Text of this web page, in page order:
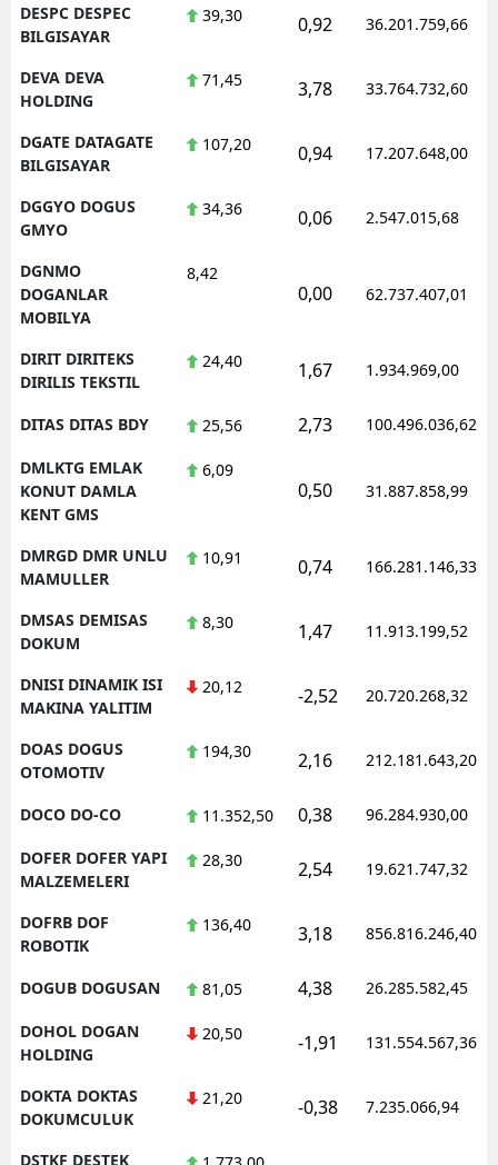
DESPC DESPEC
BILGISAYAR
39,30 0,92 36.201.759,66
DEVA DEVA
HOLDING
71,45 3,78 33.764.732,60
DGATE DATAGATE
BILGISAYAR
107,20 0,94 17.207.648,00
DGGYO DOGUS
GMYO
34,36 0,06 2.547.015,68
DGNMO
DOGANLAR
MOBILYA
8,42
0,00 62.737.407,01
DIRIT DIRITEKS
DIRILIS TEKSTIL
24,40 1,67 1.934.969,00
DITAS DITAS BDY 25,56 2,73 100.496.036,62
DMLKTG EMLAK
KONUT DAMLA
KENT GMS
6,09
0,50 31.887.858,99
DMRGD DMR UNLU
MAMULLER
10,91 0,74 166.281.146,33
DMSAS DEMISAS
DOKUM
8,30 1,47 11.913.199,52
DNISI DINAMIK ISI
MAKINA YALITIM
20,12 -2,52 20.720.268,32
DOAS DOGUS
OTOMOTIV
194,30 2,16 212.181.643,20
DOCO DO-CO 11.352,50 0,38 96.284.930,00
DOFER DOFER YAPI
MALZEMELERI
28,30 2,54 19.621.747,32
DOFRB DOF
ROBOTIK
136,40 3,18 856.816.246,40
DOGUB DOGUSAN 81,05 4,38 26.285.582,45
DOHOL DOGAN
HOLDING
20,50 -1,91 131.554.567,36
DOKTA DOKTAS
DOKUMCULUK
21,20 -0,38 7.235.066,94
DSTKF DESTEK